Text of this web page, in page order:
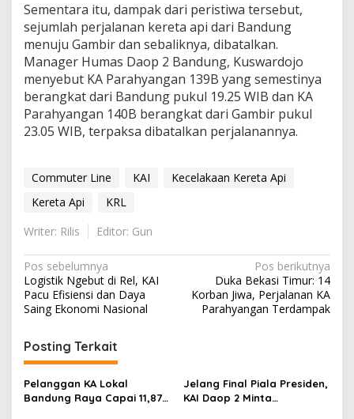
Sementara itu, dampak dari peristiwa tersebut,
sejumlah perjalanan kereta api dari Bandung
menuju Gambir dan sebaliknya, dibatalkan.
Manager Humas Daop 2 Bandung, Kuswardojo
menyebut KA Parahyangan 139B yang semestinya
berangkat dari Bandung pukul 19.25 WIB dan KA
Parahyangan 140B berangkat dari Gambir pukul
23.05 WIB, terpaksa dibatalkan perjalanannya.
Commuter Line KAI
Kecelakaan Kereta Api
Kereta Api
KRL
Writer: Rilis
Editor: Gun
Navigasi
pos
Pos sebelumnya
Logistik Ngebut di Rel, KAI
Pacu Efisiensi dan Daya
Saing Ekonomi Nasional
Pos berikutnya
Duka Bekasi Timur: 14
Korban Jiwa, Perjalanan KA
Parahyangan Terdampak
Posting Terkait
Pelanggan KA Lokal
Bandung Raya Capai 11,87
Jelang Final Piala Presiden,
KAI Daop 2 Minta